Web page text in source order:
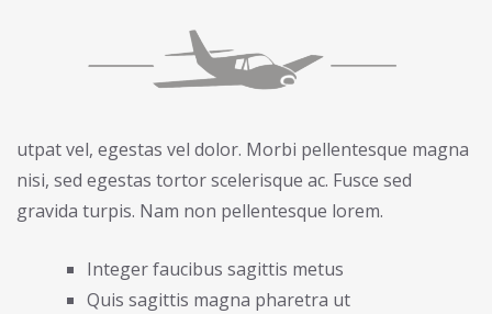
utpat vel, egestas vel dolor. Morbi pellentesque magna
nisi, sed egestas tortor scelerisque ac. Fusce sed
gravida turpis. Nam non pellentesque lorem.
Integer faucibus sagittis metus
Quis sagittis magna pharetra ut